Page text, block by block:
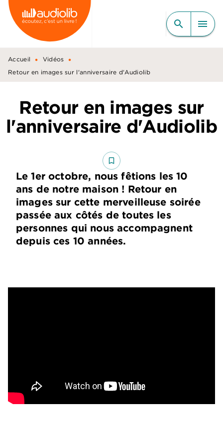
MENU RECHERCHE
CONTENU
PIED DE PAGE
search menu
Accueil • Vidéos •
Retour en images sur l'anniversaire d'Audiolib
Retour en images sur
l'anniversaire d'Audiolib
bookmark_border
Le 1er octobre, nous fêtions les 10
ans de notre maison ! Retour en
images sur cette merveilleuse soirée
passée aux côtés de toutes les
personnes qui nous accompagnent
depuis ces 10 années.